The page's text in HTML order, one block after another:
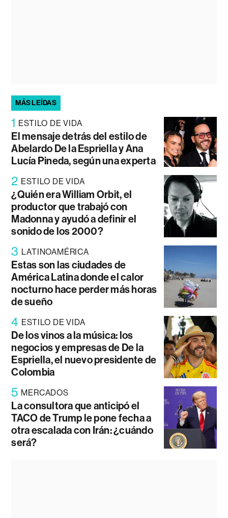
MÁS LEÍDAS
1 ESTILO DE VIDA
El mensaje detrás del estilo de
Abelardo De la Espriella y Ana
Lucía Pineda, según una experta
2 ESTILO DE VIDA
¿Quién era William Orbit, el
productor que trabajó con
Madonna y ayudó a definir el
sonido de los 2000?
3 LATINOAMÉRICA
Estas son las ciudades de
América Latina donde el calor
nocturno hace perder más horas
de sueño
4 ESTILO DE VIDA
De los vinos a la música: los
negocios y empresas de De la
Espriella, el nuevo presidente de
Colombia
5 MERCADOS
La consultora que anticipó el
TACO de Trump le pone fecha a
otra escalada con Irán: ¿cuándo
será?